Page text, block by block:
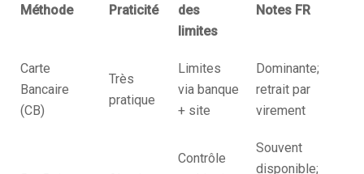
Méthode Praticité
des
limites
Notes FR
Carte
Bancaire
(CB)
Très
pratique
Limites
via banque
+ site
Dominante;
retrait par
virement
Contrôle
Souvent
disponible;